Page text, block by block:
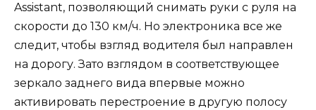
Assistant, позволяющий снимать руки с руля на
скорости до 130 км/ч. Но электроника все же
следит, чтобы взгляд водителя был направлен
на дорогу. Зато взглядом в соответствующее
зеркало заднего вида впервые можно
активировать перестроение в другую полосу